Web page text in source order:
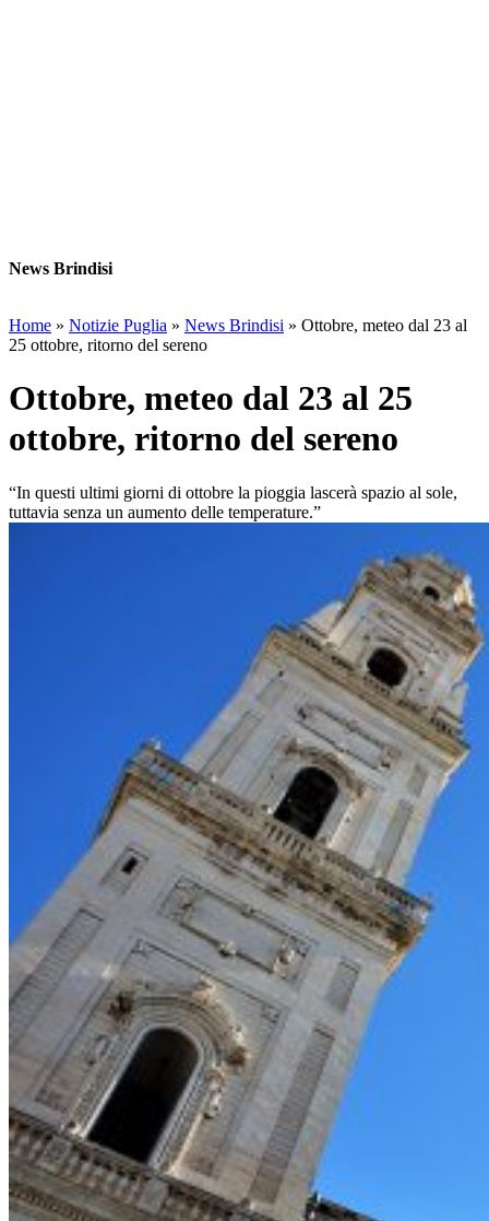
News Brindisi
Home » Notizie Puglia » News Brindisi » Ottobre, meteo dal 23 al
25 ottobre, ritorno del sereno
Ottobre, meteo dal 23 al 25
ottobre, ritorno del sereno
“In questi ultimi giorni di ottobre la pioggia lascerà spazio al sole,
tuttavia senza un aumento delle temperature.”